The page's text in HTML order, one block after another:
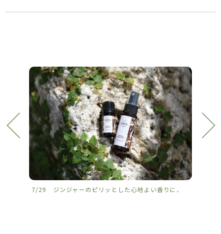
7/29 ジンジャーのピリッとした心地よい香りに、